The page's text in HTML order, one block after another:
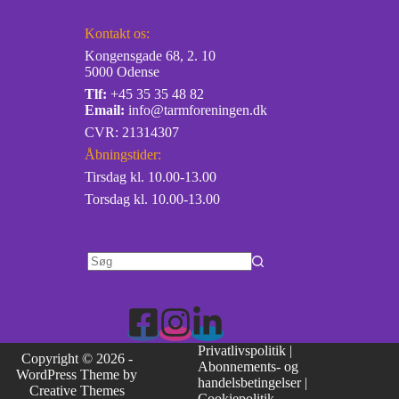
Kontakt os:
Kongensgade 68, 2. 10
5000 Odense
Tlf: +45 35 35 48 82
Email: info@tarmforeningen.dk
CVR: 21314307
Åbningstider:
Tirsdag kl. 10.00-13.00
Torsdag kl. 10.00-13.00
Copyright © 2026 -
WordPress Theme by
Creative Themes
Privatlivspolitik |
Abonnements- og
handelsbetingelser |